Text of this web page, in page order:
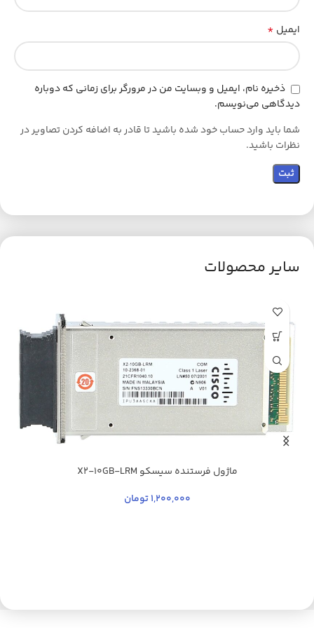
ایمیل *
ذخیره نام، ایمیل و وبسایت من در مرورگر برای زمانی که دوباره
دیدگاهی می‌نویسم.
شما باید وارد حساب خود شده باشید تا قادر به اضافه کردن تصاویر در
نظرات باشید.
سایر محصولات
ماژول فرستنده سیسکو X2-10GB-LRM
1,200,000 تومان